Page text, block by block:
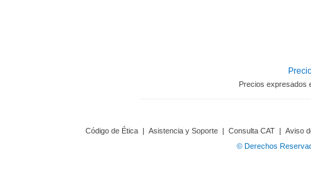
Precios expresados
Código de Ética | Asistencia y Soporte | Consulta CAT | Aviso
© Derechos